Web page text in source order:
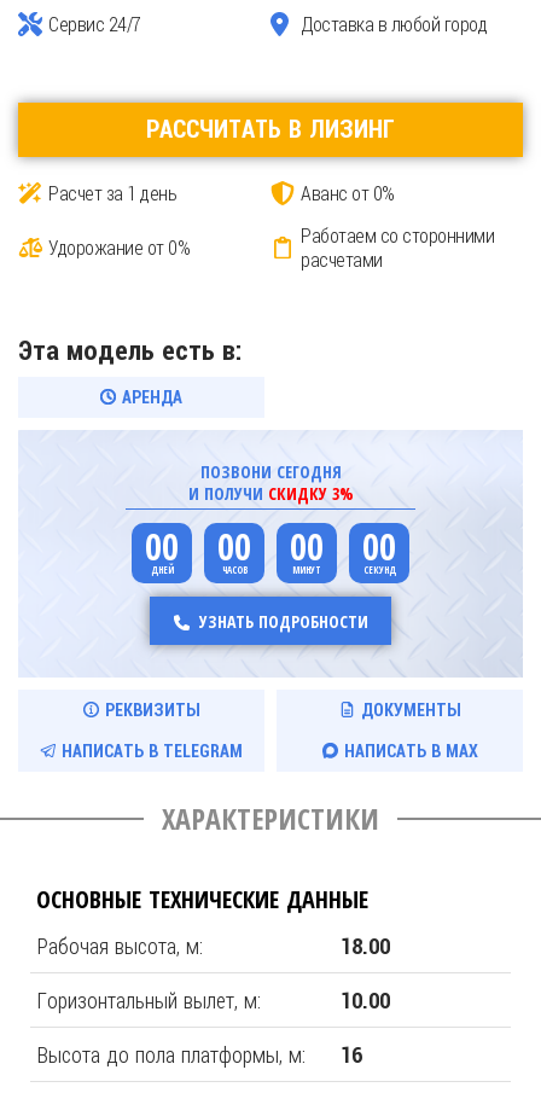
Сервис 24/7 Доставка в любой город
РАССЧИТАТЬ В ЛИЗИНГ
Расчет за 1 день Аванс от 0%
Удорожание от 0%
Работаем со сторонними
расчетами
Эта модель есть в:
АРЕНДА
ПОЗВОНИ СЕГОДНЯ
И ПОЛУЧИ СКИДКУ 3%
00 00 00 00
УЗНАТЬ ПОДРОБНОСТИ
РЕКВИЗИТЫ ДОКУМЕНТЫ
НАПИСАТЬ В TELEGRAM НАПИСАТЬ В MAX
ХАРАКТЕРИСТИКИ
ОСНОВНЫЕ ТЕХНИЧЕСКИЕ ДАННЫЕ
Рабочая высота, м: 18.00
Горизонтальный вылет, м: 10.00
Высота до пола платформы, м: 16